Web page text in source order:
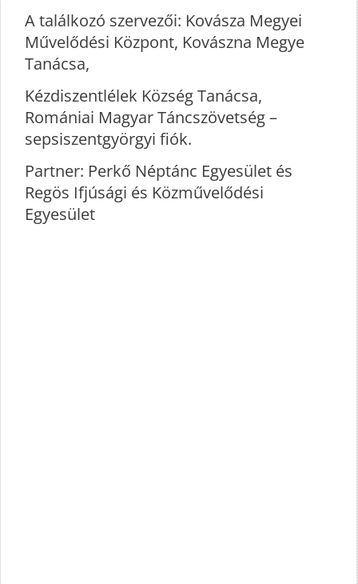
A találkozó szervezői: Kovásza Megyei
Művelődési Központ, Kovászna Megye
Tanácsa,
Kézdiszentlélek Község Tanácsa,
Romániai Magyar Táncszövetség –
sepsiszentgyörgyi fiók.
Partner: Perkő Néptánc Egyesület és
Regös Ifjúsági és Közművelődési
Egyesület